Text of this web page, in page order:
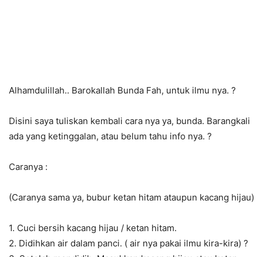
Alhamdulillah.. Barokallah Bunda Fah, untuk ilmu nya. ?
Disini saya tuliskan kembali cara nya ya, bunda. Barangkali
ada yang ketinggalan, atau belum tahu info nya. ?
Caranya :
(Caranya sama ya, bubur ketan hitam ataupun kacang hijau)
1. Cuci bersih kacang hijau / ketan hitam.
2. Didihkan air dalam panci. ( air nya pakai ilmu kira-kira) ?